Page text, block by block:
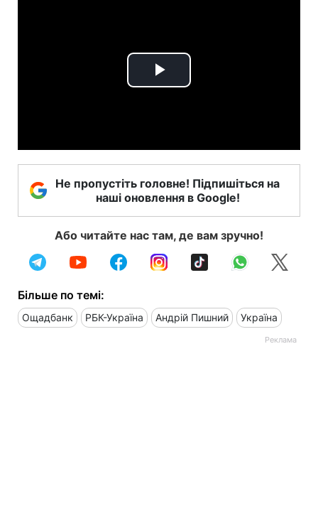
Play
Не пропустіть головне! Підпишіться на
наші оновлення в Google!
Або читайте нас там, де вам зручно!
Більше по темі:
Ощадбанк РБК-Україна Андрій Пишний Україна